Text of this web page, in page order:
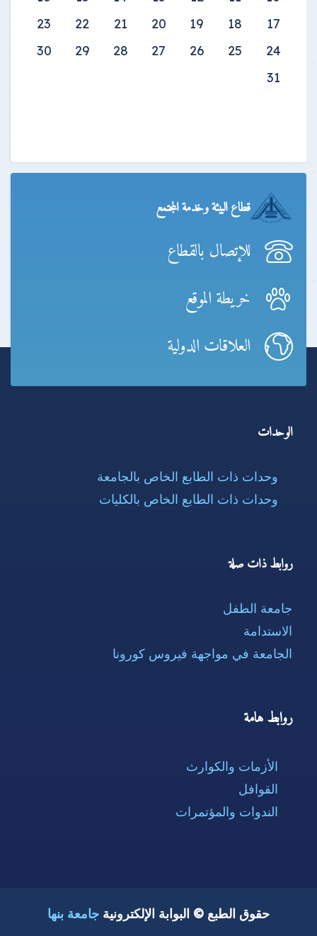
17
18
19
20
21
22
23
24
25
26
27
28
29
30
31
قطاع البيئة وخدمة المجتمع
للإتصال بالقطاع
خريطة الموقع
العلاقات الدولية
الوحدات
وحدات ذات الطابع الخاص بالجامعة
وحدات ذات الطابع الخاص بالكليات
روابط ذات صلة
جامعة الطفل
الاستدامة
الجامعة في مواجهة فيروس كورونا
روابط هامة
الأزمات والكوارث
القوافل
الندوات والمؤتمرات
حقوق الطبع © البوابة الإلكترونية جامعة بنها